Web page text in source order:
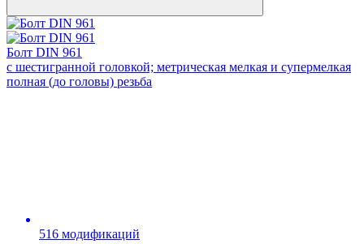
Болт DIN 961
с шестигранной головкой; метрическая мелкая и супермелкая
полная (до головы) резьба
516 модификаций